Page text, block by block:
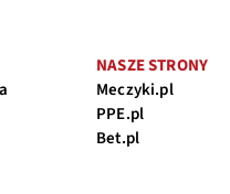
NASZE STRONY
Meczyki.pl
PPE.pl
Bet.pl